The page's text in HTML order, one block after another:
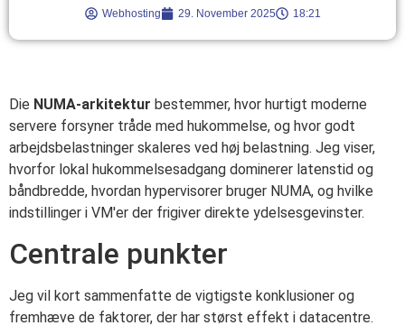
Webhosting 29. November 2025 18:21
Die NUMA-arkitektur bestemmer, hvor hurtigt moderne
servere forsyner tråde med hukommelse, og hvor godt
arbejdsbelastninger skaleres ved høj belastning. Jeg viser,
hvorfor lokal hukommelsesadgang dominerer latenstid og
båndbredde, hvordan hypervisorer bruger NUMA, og hvilke
indstillinger i VM'er der frigiver direkte ydelsesgevinster.
Centrale punkter
Jeg vil kort sammenfatte de vigtigste konklusioner og
fremhæve de faktorer, der har størst effekt i datacentre.